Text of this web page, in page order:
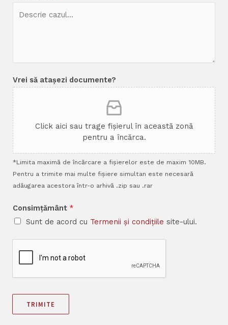
Vrei să atașezi documente?
Click aici sau trage fișierul în această zonă
pentru a încărca.
*Limita maximă de încărcare a fișierelor este de maxim 10MB.
Pentru a trimite mai multe fișiere simultan este necesară
adăugarea acestora într-o arhivă .zip sau .rar
Consimțământ *
Sunt de acord cu Termenii și condițiile site-ului.
TRIMITE